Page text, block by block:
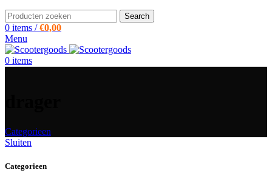
Search
0 items / €0,00
Menu
0 items
Categorieen
Sluiten
Categorieen